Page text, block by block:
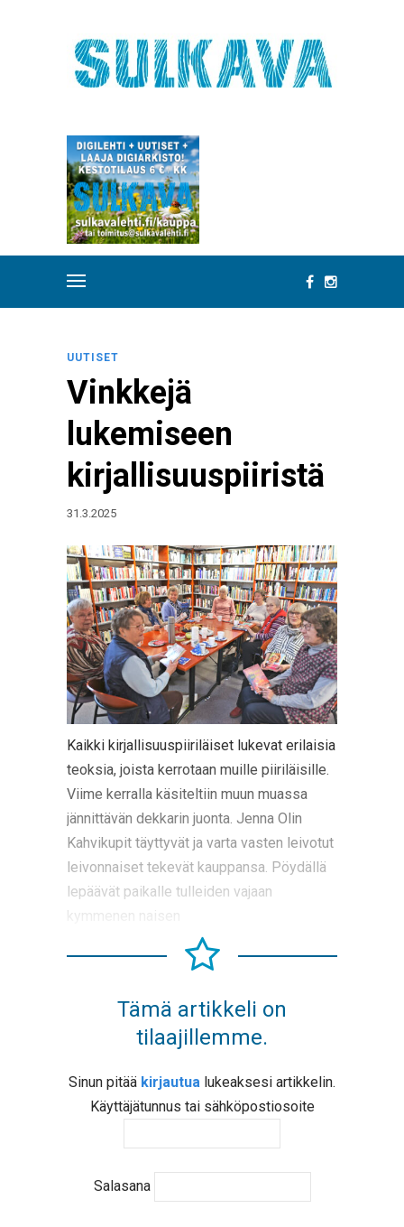
UUTISET
Vinkkejä
lukemiseen
kirjallisuuspiiristä
31.3.2025
Kaikki kirjallisuuspiiriläiset lukevat erilaisia
teoksia, joista kerrotaan muille piiriläisille.
Viime kerralla käsiteltiin muun muassa
jännittävän dekkarin juonta. Jenna Olin
Kahvikupit täyttyvät ja varta vasten leivotut
leivonnaiset tekevät kauppansa. Pöydällä
lepäävät paikalle tulleiden vajaan
kymmenen naisen
Tämä artikkeli on
tilaajillemme.
Sinun pitää kirjautua lukeaksesi artikkelin.
Käyttäjätunnus tai sähköpostiosoite
Salasana